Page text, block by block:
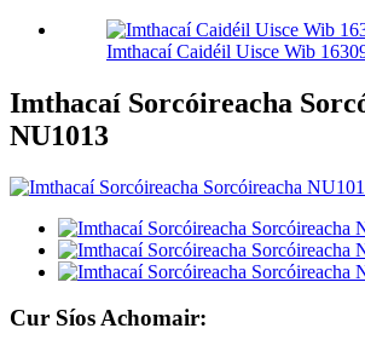
Imthacaí Caidéil Uisce Wib
Imthacaí Sorcóireacha
NU1013
Cur Síos Achomair: